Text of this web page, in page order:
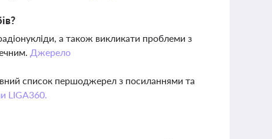
а також викликати проблеми з
Джерело
список першоджерел з посиланнями та
LIGA360.